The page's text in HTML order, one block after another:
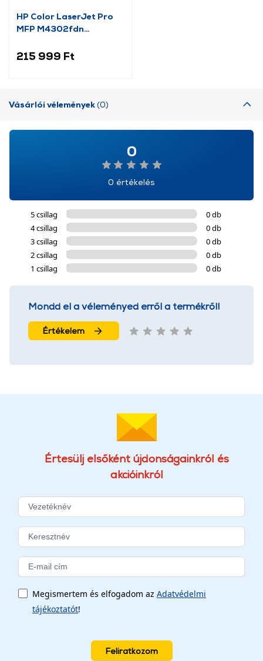
HP Color LaserJet Pro
MFP M4302fdn
)215 999 Ft
Vásárlói vélemények(0)
0
0 értékelés
5 csillag
0 db
4 csillag
0 db
3 csillag
0 db
2 csillag
0 db
1 csillag
0 db
Mondd el a véleményed erről a termékről!
Értékelem
Értesülj elsőként újdonságainkról és
akcióinkról
Megismertem és elfogadom az Adatvédelmi
tájékoztatót!
Feliratkozom